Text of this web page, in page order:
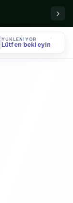
YÜKLENIYOR
Lütfen bekleyin